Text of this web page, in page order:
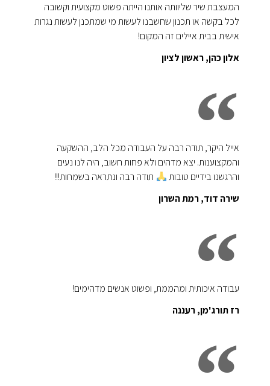
המעצבת שיר שליוותה אותנו הייתה פשוט מקצועית וקשובה
לכל בקשה או תכנון שחשבנו לעשות מי שמתכנן לעשות נגרות
אישית בבית איילים זה המקום!
אלון כהן, ראשון לציון
אייל היקר, תודה רבה על העבודה מכל הלב, ההשקעה
והמקצוענות. יצא מדהים ולא פחות חשוב, היה לנו נעים
והרגשנו בידיים טובות
תודה רבה ונתראה בשמחות!!!
שירה דוד, רמת השרון
עבודה איכותית ומהממת, ופשוט אנשים מדהימים!
רז תורג'מן, רעננה